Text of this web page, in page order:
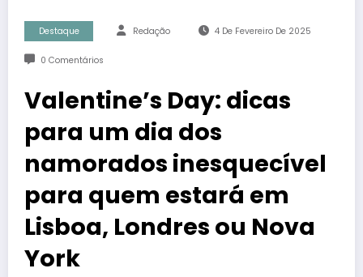
Destaque Redação 4 De Fevereiro De 2025
0 Comentários
Valentine’s Day: dicas
para um dia dos
namorados inesquecível
para quem estará em
Lisboa, Londres ou Nova
York